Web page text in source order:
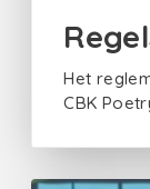
Het
CBK